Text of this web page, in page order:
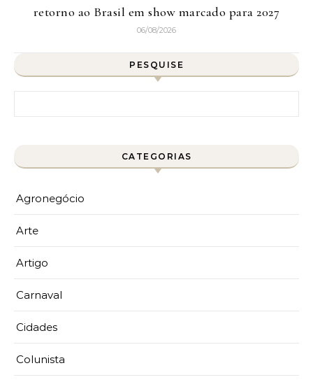
retorno ao Brasil em show marcado para 2027
06/08/2026
PESQUISE
CATEGORIAS
Agronegócio
Arte
Artigo
Carnaval
Cidades
Colunista